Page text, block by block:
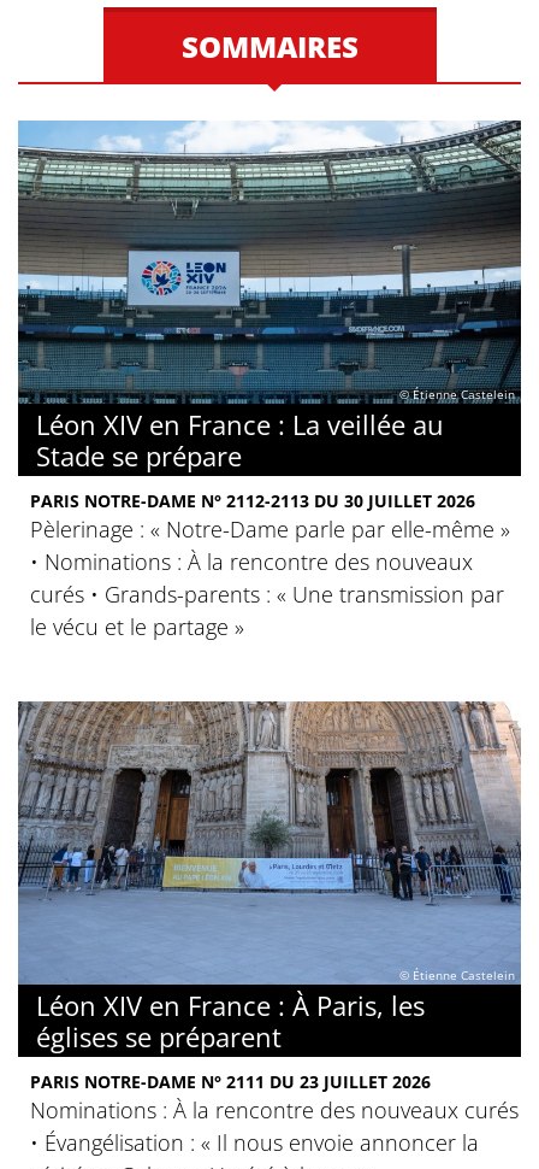
SOMMAIRES
© Étienne Castelein
Léon XIV en France : La veillée au
Stade se prépare
PARIS NOTRE-DAME N° 2112-2113 DU 30 JUILLET 2026
Pèlerinage : « Notre-Dame parle par elle-même »
• Nominations : À la rencontre des nouveaux
curés • Grands-parents : « Une transmission par
le vécu et le partage »
© Étienne Castelein
Léon XIV en France : À Paris, les
églises se préparent
PARIS NOTRE-DAME N° 2111 DU 23 JUILLET 2026
Nominations : À la rencontre des nouveaux curés
• Évangélisation : « Il nous envoie annoncer la